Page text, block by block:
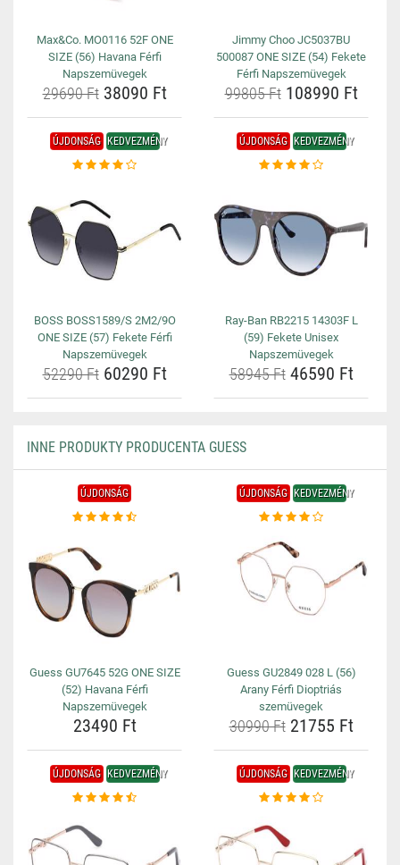
Max&Co. MO0116 52F ONE
SIZE (56) Havana Férfi
Napszemüvegek
29690 Ft38090 Ft
Jimmy Choo JC5037BU
500087 ONE SIZE (54) Fekete
Férfi Napszemüvegek
99805 Ft108990 Ft
ÚJDONSÁG KEDVEZMÉNY
BOSS BOSS1589/S 2M2/9O
ONE SIZE (57) Fekete Férfi
Napszemüvegek
52290 Ft60290 Ft
ÚJDONSÁG KEDVEZMÉNY
Ray-Ban RB2215 14303F L
(59) Fekete Unisex
Napszemüvegek
58945 Ft46590 Ft
INNE PRODUKTY PRODUCENTA GUESS
ÚJDONSÁG
Guess GU7645 52G ONE SIZE
(52) Havana Férfi
Napszemüvegek
23490 Ft
ÚJDONSÁG KEDVEZMÉNY
Guess GU2849 028 L (56)
Arany Férfi Dioptriás
szemüvegek
30990 Ft21755 Ft
ÚJDONSÁG KEDVEZMÉNY ÚJDONSÁG KEDVEZMÉNY